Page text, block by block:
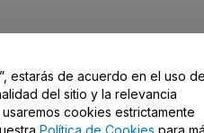
estarás de acuerdo en el uso
del sitio y la relevancia
cookies estrictamente
Política de Cookies para